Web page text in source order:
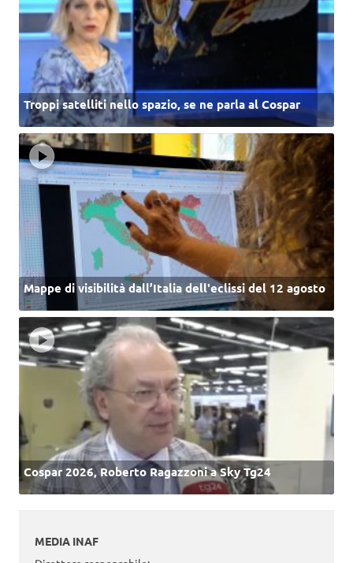
Troppi satelliti nello spazio, se ne parla al Cospar
Mappe di visibilità dall’Italia dell'eclissi del 12 agosto
Cospar 2026, Roberto Ragazzoni a Sky Tg24
MEDIA INAF